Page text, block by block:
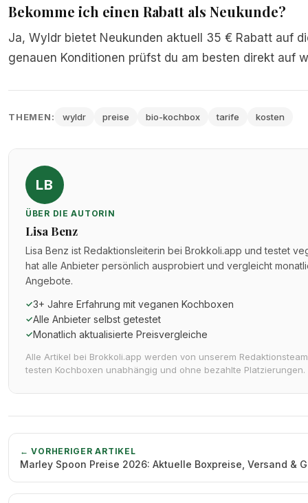
Bekomme ich einen Rabatt als Neukunde?
Ja, Wyldr bietet Neukunden aktuell 35 € Rabatt auf
genauen Konditionen prüfst du am besten direkt auf
THEMEN: wyldr preise bio-kochbox tarife kosten
LB
ÜBER DIE AUTORIN
Lisa Benz
Lisa Benz ist Redaktionsleiterin bei Brokkoli.app und testet
hat alle Anbieter persönlich ausprobiert und vergleicht
Angebote.
✓3+ Jahre Erfahrung mit veganen Kochboxen
✓Alle Anbieter selbst getestet
✓Monatlich aktualisierte Preisvergleiche
Alle Artikel bei Brokkoli.app werden von unserem
testen Kochboxen unabhängig und ohne bezahlte Platzierungen.
← VORHERIGER ARTIKEL
Marley Spoon Preise 2026: Aktuelle Boxpreise, Versand &